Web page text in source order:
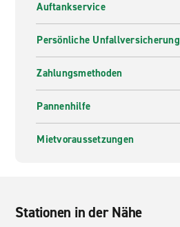
Auftankservice
Persönliche Unfallversicherung
Zahlungsmethoden
Pannenhilfe
Mietvoraussetzungen
Stationen in der Nähe